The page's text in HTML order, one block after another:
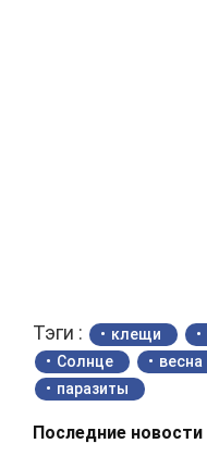
Тэги : клещи
Солнце
весна
паразиты
Последние новости